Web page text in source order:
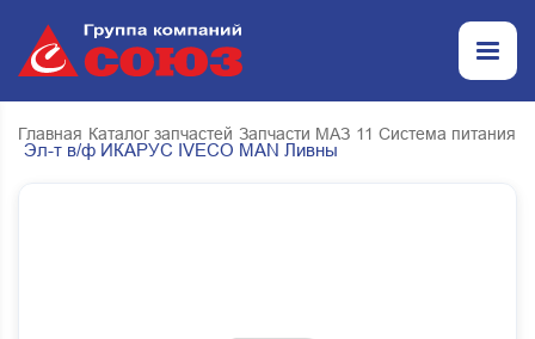
Главная Каталог запчастей Запчасти МАЗ 11 Система питания
Эл-т в/ф ИКАРУС IVECO MAN Ливны